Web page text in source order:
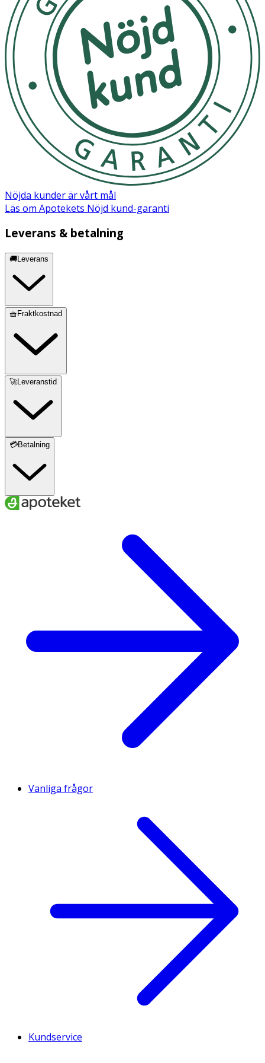
acryloyldimethyltaurate/VP copolymer, Cetearyl alcohol,
Alcohol denat. Ethylhexyl salicylate, Phenoxyethanol, Bis-
ethylhexyloxyphenol methoxyphenyl triazine, Potassium
cetyl phosphate, Xanthan gum, Methylparaben,
Dimethiconol, Ascorbyl glucoside, Parfum, Propylene
glycol, Tocopheryl acetate, Diethylhexyl butamido
triazone, Sodium hyaluronate, Pentylene glycol,
Ethylparaben, Hibiscus abelmoschus extract, Retinyl
palmitate, Phyllanthus emblica fruit extract, Hydrolyzed
rice protein, Tetrasodium EDTA, Sorbitan laurate, T-butyl
alcohol, Potassium hydroxide, Polyglyceryl-6 Behenate,
Panax ginseng root extract, Simethicone, Carbomer,
Dipropylene glycol, Dimethylmethoxy chromanol,
Polysorbate 20, Hydroxyethylcellulose, Acetyl dipeptide-1
cetyl ester, Morus alba leaf extract, Sodium benzoate,
Tocopherol, Palmitoyl tripeptide-1, Palmitoyl
tetrapeptide-7, CI 77891 (Titanium dioxide).
Nöjda kunder är vårt mål
Läs om Apotekets Nöjd kund-garanti
Leverans & betalning
🚚Leverans
🧺Fraktkostnad
🚀Leveranstid
💳Betalning
Vanliga frågor
Kundservice